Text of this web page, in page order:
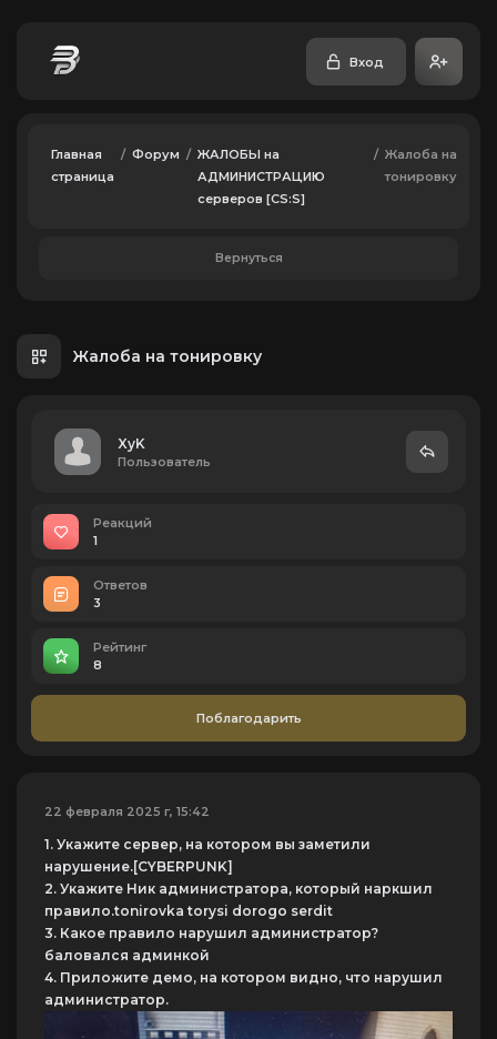
Вход
Главная
страница
/ Форум / ЖАЛОБЫ на
АДМИНИСТРАЦИЮ
серверов [CS:S]
/ Жалоба на
тонировку
Вернуться
Жалоба на тонировку
XyK
Пользователь
Реакций
1
Ответов
3
Рейтинг
8
Поблагодарить
22 февраля 2025 г, 15:42
1. Укажите сервер, на котором вы заметили
нарушение.[CYBERPUNK]
2. Укажите Ник администратора, который наркшил
правило.tonirovka torysi dorogo serdit
3. Какое правило нарушил администратор?
баловался админкой
4. Приложите демо, на котором видно, что нарушил
администратор.